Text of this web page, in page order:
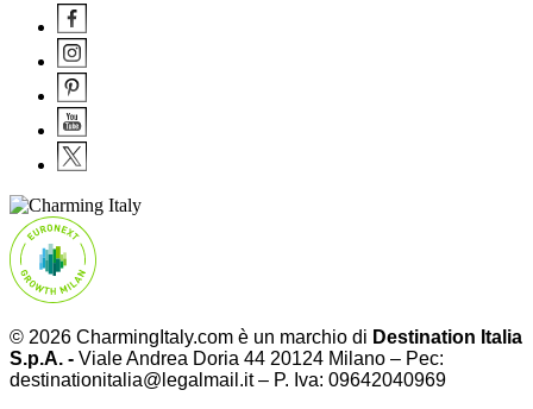
© 2026 CharmingItaly.com è un marchio di Destination Italia
S.p.A. - Viale Andrea Doria 44 20124 Milano – Pec:
destinationitalia@legalmail.it – P. Iva: 09642040969